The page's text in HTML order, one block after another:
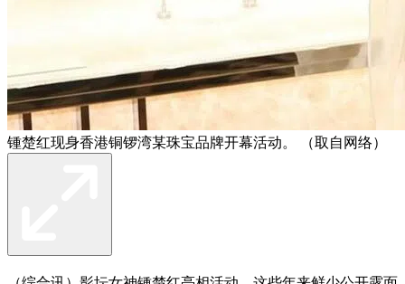
锺楚红现身香港铜锣湾某珠宝品牌开幕活动。 （取自网络）